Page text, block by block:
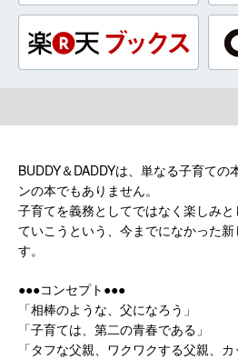
BUDDY＆DADDYは、単なる子育ての
ンの本でもありません。
子育てを義務としてではなく楽しみ
ていこうという、今までになかった
す。
●●●コンセプト●●●
「相棒のような、父になろう」
「子育ては、第二の青春である」
「タフな父親、ワクワクする父親、カ